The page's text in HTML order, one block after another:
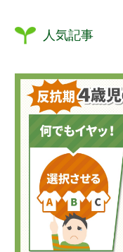
人気記事